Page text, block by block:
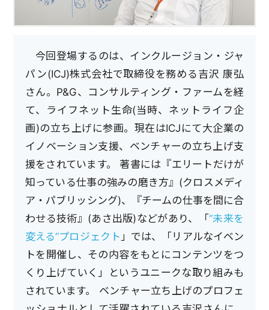
今回登場するのは、インクルージョン・ジャ
パン(ICJ)株式会社で取締役を務める吉沢 康弘
さん。P&G、コンサルティング・ファームを経
て、ライフネット生命(当時、ネットライフ企
画)の立ち上げに参画。現在はICJにて大企業の
イノベーション支援、ベンチャーの立ち上げ支
援をされています。 著書には『エリートだけが
知っている仕事の強みの磨き方』(クロスメディ
ア・パブリッシング)、『チームの仕事を間に合
わせる技術』(あさ出版)などがあり、「“未来を
変える”プロジェクト」では、「リアルなイベン
トを開催し、その内容をもとにコンテンツをつ
くり上げていく」というユニークな取り組みも
されています。 ベンチャー立ち上げのプロフェ